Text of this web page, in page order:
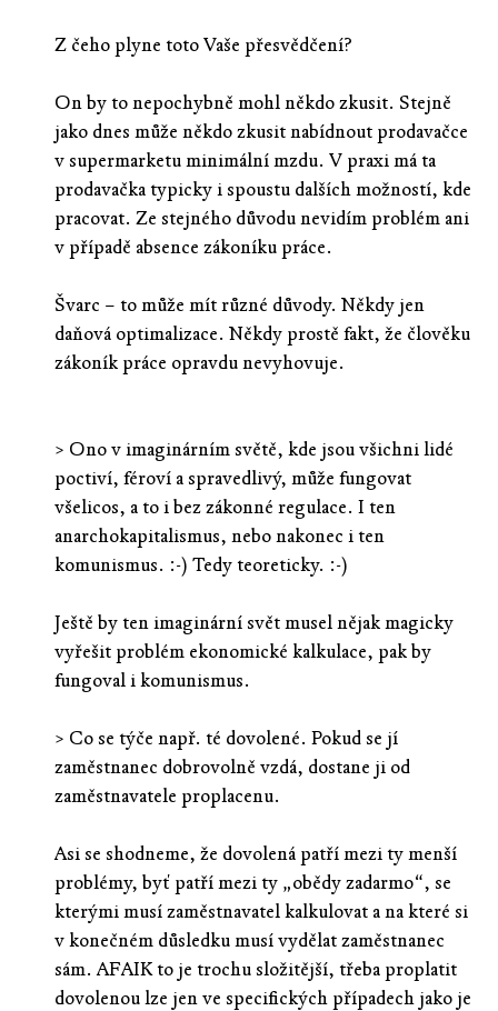
Z čeho plyne toto Vaše přesvědčení?
On by to nepochybně mohl někdo zkusit. Stejně
jako dnes může někdo zkusit nabídnout prodavačce
v supermarketu minimální mzdu. V praxi má ta
prodavačka typicky i spoustu dalších možností, kde
pracovat. Ze stejného důvodu nevidím problém ani
v případě absence zákoníku práce.
Švarc – to může mít různé důvody. Někdy jen
daňová optimalizace. Někdy prostě fakt, že člověku
zákoník práce opravdu nevyhovuje.
> Ono v imaginárním světě, kde jsou všichni lidé
poctiví, féroví a spravedlivý, může fungovat
všelicos, a to i bez zákonné regulace. I ten
anarchokapitalismus, nebo nakonec i ten
komunismus. :-) Tedy teoreticky. :-)
Ještě by ten imaginární svět musel nějak magicky
vyřešit problém ekonomické kalkulace, pak by
fungoval i komunismus.
> Co se týče např. té dovolené. Pokud se jí
zaměstnanec dobrovolně vzdá, dostane ji od
zaměstnavatele proplacenu.
Asi se shodneme, že dovolená patří mezi ty menší
problémy, byť patří mezi ty „obědy zadarmo“, se
kterými musí zaměstnavatel kalkulovat a na které si
v konečném důsledku musí vydělat zaměstnanec
sám. AFAIK to je trochu složitější, třeba proplatit
dovolenou lze jen ve specifických případech jako je